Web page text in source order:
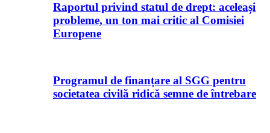
Raportul privind statul de drept: aceleași
probleme, un ton mai critic al Comisiei
Europene
Programul de finanțare al SGG pentru
societatea civilă ridică semne de întrebare